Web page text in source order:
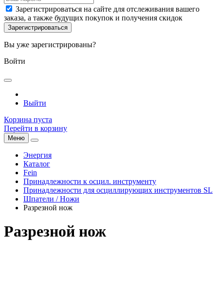
Зарегистрироваться на сайте для отслеживания вашего
заказа, а также будущих покупок и получения скидок
Вы уже зарегистрированы?
Войти
Выйти
Корзина пуста
Перейти в корзину
Меню
Энергия
Каталог
Fein
Принадлежности к осцил. инструменту
Принадлежности для осциллирующих инструментов SL
Шпатели / Ножи
Разрезной нож
Разрезной нож